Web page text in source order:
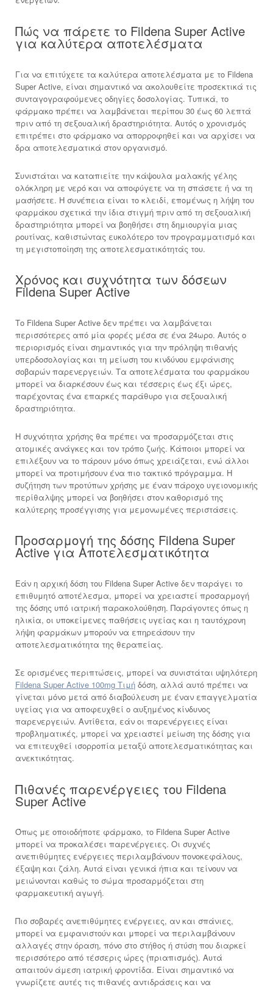
Πώς να πάρετε το Fildena Super Active
για καλύτερα αποτελέσματα
Για να επιτύχετε τα καλύτερα αποτελέσματα με το Fildena
Super Active, είναι σημαντικό να ακολουθείτε προσεκτικά τις
συνταγογραφούμενες οδηγίες δοσολογίας. Τυπικά, το
φάρμακο πρέπει να λαμβάνεται περίπου 30 έως 60 λεπτά
πριν από τη σεξουαλική δραστηριότητα. Αυτός ο χρονισμός
επιτρέπει στο φάρμακο να απορροφηθεί και να αρχίσει να
δρα αποτελεσματικά στον οργανισμό.
Συνιστάται να καταπιείτε την κάψουλα μαλακής γέλης
ολόκληρη με νερό και να αποφύγετε να τη σπάσετε ή να τη
μασήσετε. Η συνέπεια είναι το κλειδί, επομένως η λήψη του
φαρμάκου σχετικά την ίδια στιγμή πριν από τη σεξουαλική
δραστηριότητα μπορεί να βοηθήσει στη δημιουργία μιας
ρουτίνας, καθιστώντας ευκολότερο τον προγραμματισμό και
τη μεγιστοποίηση της αποτελεσματικότητάς του.
Χρόνος και συχνότητα των δόσεων
Fildena Super Active
Το Fildena Super Active δεν πρέπει να λαμβάνεται
περισσότερες από μία φορές μέσα σε ένα 24ωρο. Αυτός ο
περιορισμός είναι σημαντικός για την πρόληψη πιθανής
υπερδοσολογίας και τη μείωση του κινδύνου εμφάνισης
σοβαρών παρενεργειών. Τα αποτελέσματα του φαρμάκου
μπορεί να διαρκέσουν έως και τέσσερις έως έξι ώρες,
παρέχοντας ένα επαρκές παράθυρο για σεξουαλική
δραστηριότητα.
Η συχνότητα χρήσης θα πρέπει να προσαρμόζεται στις
ατομικές ανάγκες και τον τρόπο ζωής. Κάποιοι μπορεί να
επιλέξουν να το πάρουν μόνο όπως χρειάζεται, ενώ άλλοι
μπορεί να προτιμήσουν ένα πιο τακτικό πρόγραμμα. Η
συζήτηση των προτύπων χρήσης με έναν πάροχο υγειονομικής
περίθαλψης μπορεί να βοηθήσει στον καθορισμό της
καλύτερης προσέγγισης για μεμονωμένες περιστάσεις.
Προσαρμογή της δόσης Fildena Super
Active για Αποτελεσματικότητα
Εάν η αρχική δόση του Fildena Super Active δεν παράγει το
επιθυμητό αποτέλεσμα, μπορεί να χρειαστεί προσαρμογή
της δόσης υπό ιατρική παρακολούθηση. Παράγοντες όπως η
ηλικία, οι υποκείμενες παθήσεις υγείας και η ταυτόχρονη
λήψη φαρμάκων μπορούν να επηρεάσουν την
αποτελεσματικότητα της θεραπείας.
Σε ορισμένες περιπτώσεις, μπορεί να συνιστάται υψηλότερη
Fildena Super Active 100mg Τιμήδόση, αλλά αυτό πρέπει να
γίνεται μόνο μετά από διαβούλευση με έναν επαγγελματία
υγείας για να αποφευχθεί ο αυξημένος κίνδυνος
παρενεργειών. Αντίθετα, εάν οι παρενέργειες είναι
προβληματικές, μπορεί να χρειαστεί μείωση της δόσης για
να επιτευχθεί ισορροπία μεταξύ αποτελεσματικότητας και
ανεκτικότητας.
Πιθανές παρενέργειες του Fildena
Super Active
Όπως με οποιοδήποτε φάρμακο, το Fildena Super Active
μπορεί να προκαλέσει παρενέργειες. Οι συχνές
ανεπιθύμητες ενέργειες περιλαμβάνουν πονοκεφάλους,
έξαψη και ζάλη. Αυτά είναι γενικά ήπια και τείνουν να
μειώνονται καθώς το σώμα προσαρμόζεται στη
φαρμακευτική αγωγή.
Πιο σοβαρές ανεπιθύμητες ενέργειες, αν και σπάνιες,
μπορεί να εμφανιστούν και μπορεί να περιλαμβάνουν
αλλαγές στην όραση, πόνο στο στήθος ή στύση που διαρκεί
περισσότερο από τέσσερις ώρες (πριαπισμός). Αυτά
απαιτούν άμεση ιατρική φροντίδα. Είναι σημαντικό να
γνωρίζετε αυτές τις πιθανές αντιδράσεις και να